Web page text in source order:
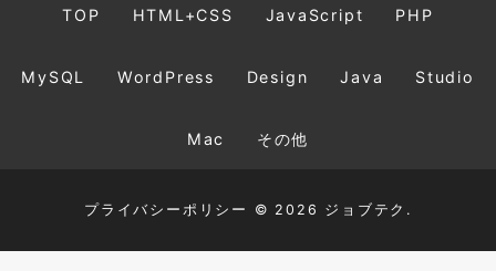
TOP HTML+CSS JavaScript PHP
MySQL WordPress Design Java Studio
Mac その他
プライバシーポリシー © 2026 ジョブテク.